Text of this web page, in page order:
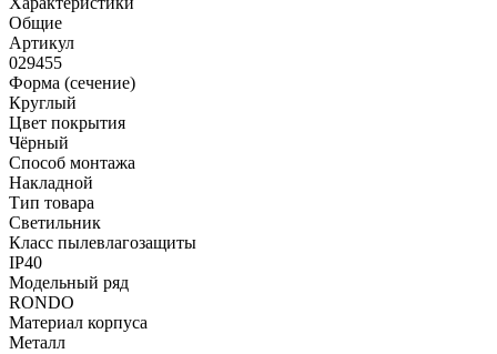
Общие
Артикул
029455
Форма (сечение)
Круглый
Цвет покрытия
Чёрный
Способ монтажа
Накладной
Тип товара
Светильник
Класс пылевлагозащиты
IP40
Модельный ряд
RONDO
Материал корпуса
Металл